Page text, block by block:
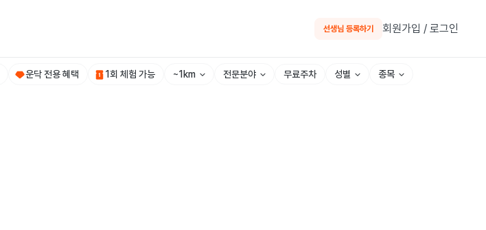
선생님 등록하기 회원가입 / 로그인
운닥 전용 혜택 1회 체험 가능 ~1km 전문분야 무료주차 성별 종목